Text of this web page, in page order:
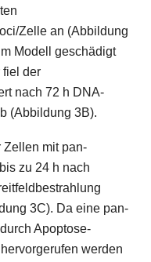
Zelle an (Abbildung
Modell geschädigt
fiel der
nach 72 h DNA-
(Abbildung 3B).
Zellen mit pan-
zu 24 h nach
3C). Da eine pan-
Apoptose-
werden